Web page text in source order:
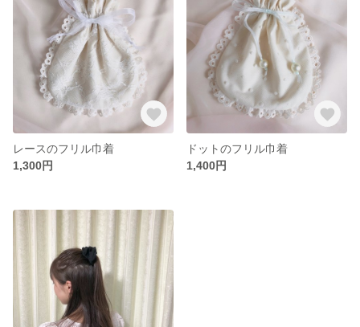
レースのフリル巾着
1,300円
ドットのフリル巾着
1,400円